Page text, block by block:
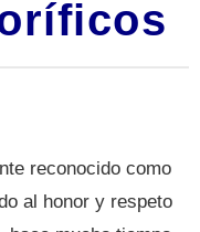
reconocido como
al honor y respeto